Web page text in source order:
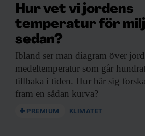
Hur vet vi jordens
temperatur för
sedan?
Ibland ser man diagram över
medeltemperatur som går
tillbaka i tiden. Hur bär sig
fram en sådan kurva?
PREMIUM KLIMATET